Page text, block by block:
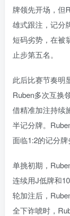
牌领先开场，但
雄式跟注，记分
短码劣势，在被
止步第五名。
此后比赛节奏明
Ruben多次互换
借精准加注持续
半记分牌。
面临1:2的记分牌
单挑初期，
连续用J低牌和
轮加注后，
全下诈唬时，